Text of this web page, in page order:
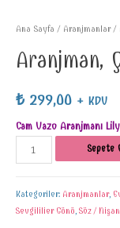
Ana Sayfa / Aranjmanlar/
Aranjman,
₺299,00 + KDV
Cam Vazo Aranjmanı
Sepete
Kategoriler: Aranjmanlar,
Sevgililier Günü, Söz /